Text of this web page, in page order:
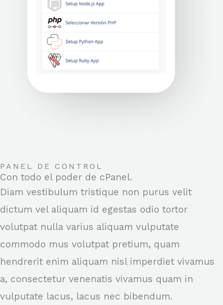
PANEL DE CONTROL
Con todo el poder de cPanel.
Diam vestibulum tristique non purus velit
dictum vel aliquam id egestas odio tortor
volutpat nulla varius aliquam vulputate
commodo mus volutpat pretium, quam
hendrerit enim aliquam nisl imperdiet vivamus
a, consectetur venenatis vivamus quam in
vulputate lacus, lacus nec bibendum.